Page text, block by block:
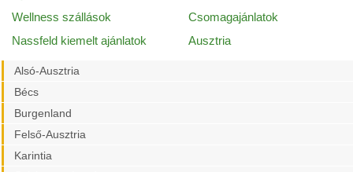
Wellness szállások
Csomagajánlatok
Nassfeld kiemelt ajánlatok
Ausztria
Alsó-Ausztria
Bécs
Burgenland
Felső-Ausztria
Karintia